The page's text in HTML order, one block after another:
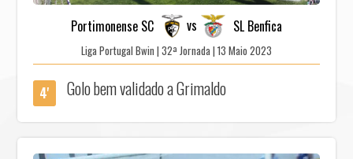
Portimonense SC vs SL Benfica
Liga Portugal Bwin | 32ª Jornada | 13 Maio 2023
4' Golo bem validado a Grimaldo